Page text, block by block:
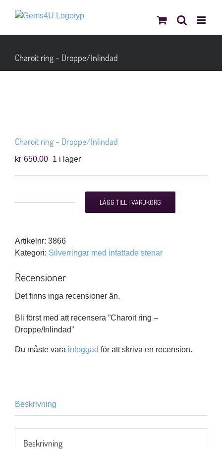
Charoit ring – Droppe/Inlindad
Charoit ring – Droppe/Inlindad
kr 650.00 1 i lager
Droppe/Inlindad
mängd
LÄGG TILL I VARUKORG
Artikelnr: 3866
Kategori: Silverringar med infattade stenar
Recensioner
Det finns inga recensioner än.
Bli först med att recensera ”Charoit ring –
Droppe/Inlindad”
Du måste vara inloggad för att skriva en recension.
Beskrivning
Beskrivning